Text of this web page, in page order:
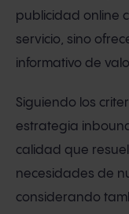
publicidad online
servicio, sino
informativo de
Siguiendo los
estrategia
calidad que
necesidades de
considerando